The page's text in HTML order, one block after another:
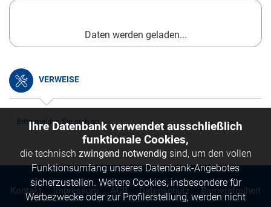
Daten werden geladen...
VERWEISE
Bitte melden Sie sich an.
Kontakt Impressum AGB Datenschutz Barrierefreiheit
Ihre Datenbank verwendet ausschließlich
funktionale Cookies,
die technisch zwingend notwendig sind, um den vollen
Funktionsumfang unseres Datenbank-Angebotes
sicherzustellen. Weitere Cookies, insbesondere für
Werbezwecke oder zur Profilerstellung, werden nicht